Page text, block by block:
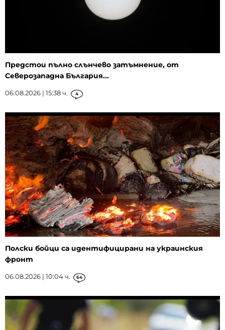
Предстои пълно слънчево затъмнение, от
Северозападна България...
06.08.2026 | 15:38 ч. 4
Полски бойци са идентифицирани на украинския
фронт
06.08.2026 | 10:04 ч. 64